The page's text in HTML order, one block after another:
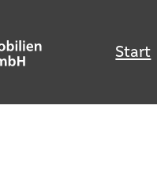
Start